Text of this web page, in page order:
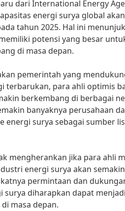
dari International Energy
energi surya global
tahun 2025. Hal ini
potensi yang besar
di masa depan.
pemerintah yang
terbarukan, para ahli optimis
berkembang di berbagai
banyaknya perusahaan
energi surya sebagai sumber
mengherankan jika para ahli
energi surya akan
permintaan dan
surya diharapkan dapat
masa depan.